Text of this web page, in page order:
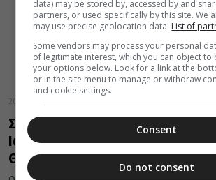
20 Δεκεμβρίου 2021
Σήμερα 20 Δεκεμβρίου τιμάται ο
Ιωάννης: Ο ράφτης
Θάσο
data) may be stored by, accessed by and
partners, or used specifically by this site. We
may use precise geolocation data. List of
Some vendors may process your personal
of legitimate interest, which you can object to
your options below. Look for a link at the
or in the site menu to manage or withdraw
and cookie settings.
Consent
Do not consent